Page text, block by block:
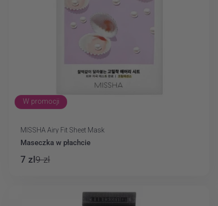
W promocji
Dostawca:
MISSHA Airy Fit Sheet Mask
Maseczka w płachcie
9 zl
7 zl